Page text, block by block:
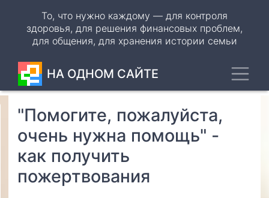
основному
содержанию
То, что нужно каждому — для контроля
здоровья, для решения финансовых проблем,
для общения, для хранения истории семьи
НА ОДНОМ САЙТЕ
"Помогите, пожалуйста,
очень нужна помощь" -
как получить
пожертвования